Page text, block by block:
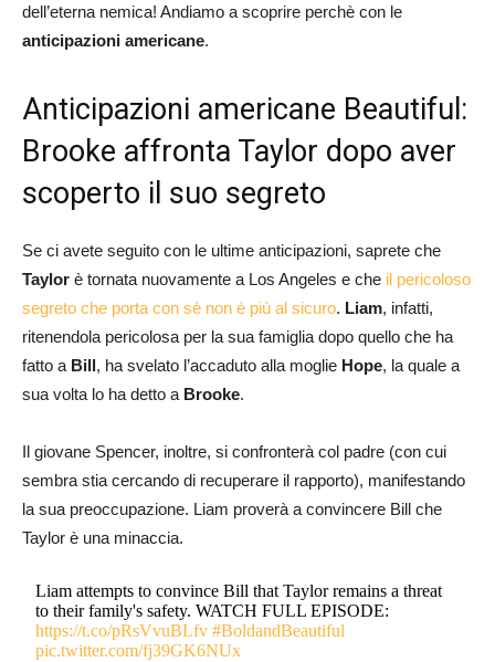
dell’eterna nemica! Andiamo a scoprire perchè con le
anticipazioni americane.
Anticipazioni americane Beautiful:
Brooke affronta Taylor dopo aver
scoperto il suo segreto
Se ci avete seguito con le ultime anticipazioni, saprete che
Taylor è tornata nuovamente a Los Angeles e che il pericoloso
segreto che porta con sè non è più al sicuro. Liam, infatti,
ritenendola pericolosa per la sua famiglia dopo quello che ha
fatto a Bill, ha svelato l’accaduto alla moglie Hope, la quale a
sua volta lo ha detto a Brooke.
Il giovane Spencer, inoltre, si confronterà col padre (con cui
sembra stia cercando di recuperare il rapporto), manifestando
la sua preoccupazione. Liam proverà a convincere Bill che
Taylor è una minaccia.
Liam attempts to convince Bill that Taylor remains a threat
to their family's safety. WATCH FULL EPISODE:
https://t.co/pRsVvuBLfv #BoldandBeautiful
pic.twitter.com/fj39GK6NUx